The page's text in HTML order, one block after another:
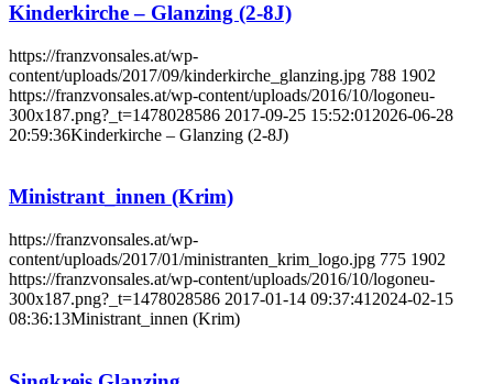
Kinderkirche – Glanzing (2-8J)
https://franzvonsales.at/wp-
content/uploads/2017/09/kinderkirche_glanzing.jpg 788 1902
https://franzvonsales.at/wp-content/uploads/2016/10/logoneu-
300x187.png?_t=1478028586 2017-09-25 15:52:01 2026-06-28
20:59:36Kinderkirche – Glanzing (2-8J)
Ministrant_innen (Krim)
https://franzvonsales.at/wp-
content/uploads/2017/01/ministranten_krim_logo.jpg 775 1902
https://franzvonsales.at/wp-content/uploads/2016/10/logoneu-
300x187.png?_t=1478028586 2017-01-14 09:37:41 2024-02-15
08:36:13Ministrant_innen (Krim)